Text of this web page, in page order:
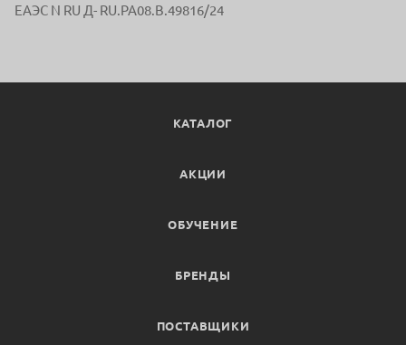
ЕАЭС N RU Д- RU.PA08.B.49816/24
КАТАЛОГ
АКЦИИ
ОБУЧЕНИЕ
БРЕНДЫ
ПОСТАВЩИКИ